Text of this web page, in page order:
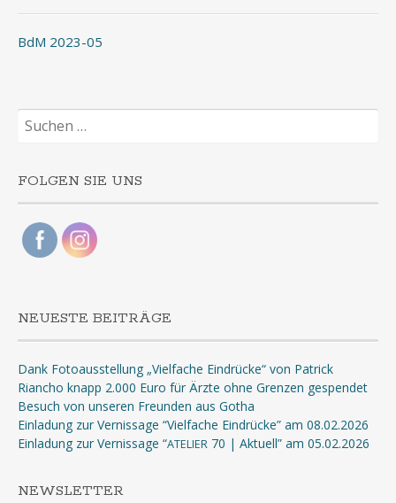
BdM 2023-05
Suchen
nach:
FOLGEN SIE UNS
NEUESTE BEITRÄGE
Dank Fotoausstellung „Vielfache Eindrücke“ von Patrick
Riancho knapp 2.000 Euro für Ärzte ohne Grenzen gespendet
Besuch von unseren Freunden aus Gotha
Einladung zur Vernissage “Vielfache Eindrücke” am 08.02.2026
Einladung zur Vernissage “ATELIER 70 | Aktuell” am 05.02.2026
NEWSLETTER